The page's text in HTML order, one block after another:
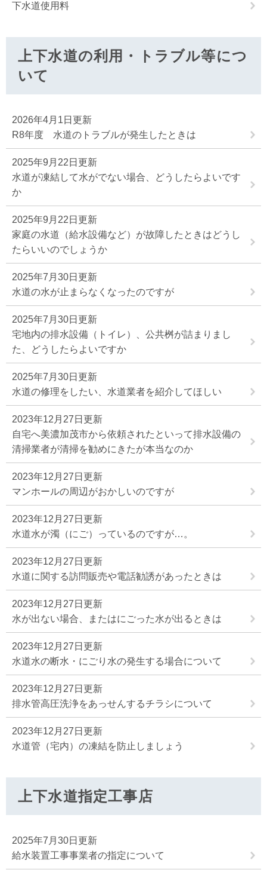
下水道使用料
上下水道の利用・トラブル等につ
いて
2026年4月1日更新
R8年度 水道のトラブルが発生したときは
2025年9月22日更新
水道が凍結して水がでない場合、どうしたらよいです
か
2025年9月22日更新
家庭の水道（給水設備など）が故障したときはどうし
たらいいのでしょうか
2025年7月30日更新
水道の水が止まらなくなったのですが
2025年7月30日更新
宅地内の排水設備（トイレ）、公共桝が詰まりまし
た、どうしたらよいですか
2025年7月30日更新
水道の修理をしたい、水道業者を紹介してほしい
2023年12月27日更新
自宅へ美濃加茂市から依頼されたといって排水設備の
清掃業者が清掃を勧めにきたが本当なのか
2023年12月27日更新
マンホールの周辺がおかしいのですが
2023年12月27日更新
水道水が濁（にご）っているのですが…。
2023年12月27日更新
水道に関する訪問販売や電話勧誘があったときは
2023年12月27日更新
水が出ない場合、またはにごった水が出るときは
2023年12月27日更新
水道水の断水・にごり水の発生する場合について
2023年12月27日更新
排水管高圧洗浄をあっせんするチラシについて
2023年12月27日更新
水道管（宅内）の凍結を防止しましょう
上下水道指定工事店
2025年7月30日更新
給水装置工事事業者の指定について